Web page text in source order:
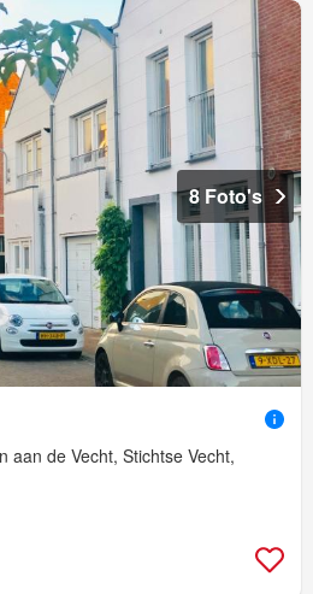
8 Foto's
aan de Vecht, Stichtse Vecht,